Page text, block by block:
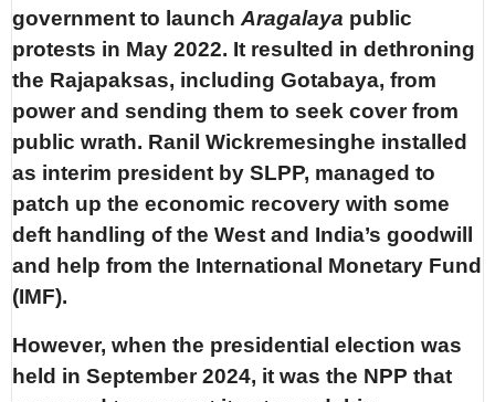
government to launchAragalaya public
protests in May 2022. It resulted in dethroning
the Rajapaksas, including Gotabaya, from
power and sending them to seek cover from
public wrath. Ranil Wickremesinghe installed
as interim president by SLPP, managed to
patch up the economic recovery with some
deft handling of the West and India’s goodwill
and help from the International Monetary Fund
(IMF).
However, when the presidential election was
held in September 2024, it was the NPP that